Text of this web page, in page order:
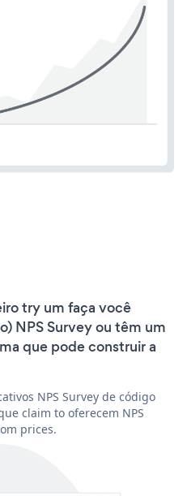
try um faça você
NPS Survey ou têm um
que pode construir a
NPS Survey de código
claim to oferecem NPS
prices.